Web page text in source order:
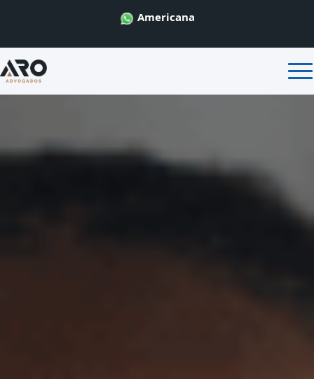
Americana